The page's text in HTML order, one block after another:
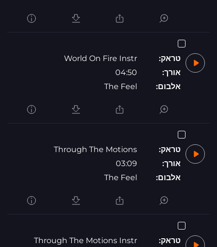
טראק:
World On Fire Instr
אורך:
04:50
אלבום:
The Feel
טראק:
Through The Motions
אורך:
03:09
אלבום:
The Feel
טראק:
Through The Motions Instr